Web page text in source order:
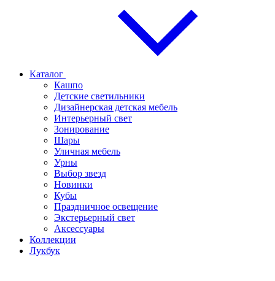
Каталог
Кашпо
Детские светильники
Дизайнерская детская мебель
Интерьерный свет
Зонирование
Шары
Уличная мебель
Урны
Выбор звезд
Новинки
Кубы
Праздничное освещение
Экстерьерный свет
Аксессуары
Коллекции
Лукбук